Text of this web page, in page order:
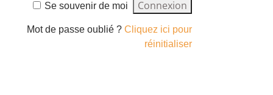
Se souvenir de moi
Mot de passe oublié ?Cliquez ici pour
réinitialiser